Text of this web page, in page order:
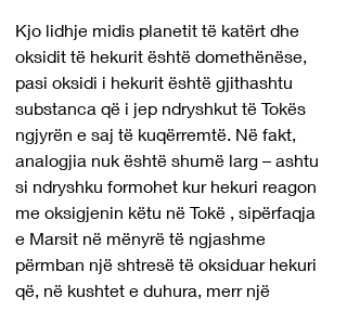
Kjo lidhje midis planetit të katërt dhe
oksidit të hekurit është domethënëse,
pasi oksidi i hekurit është gjithashtu
substanca që i jep ndryshkut të Tokës
ngjyrën e saj të kuqërremtë. Në fakt,
analogjia nuk është shumë larg – ashtu
si ndryshku formohet kur hekuri reagon
me oksigjenin këtu në Tokë , sipërfaqja
e Marsit në mënyrë të ngjashme
përmban një shtresë të oksiduar hekuri
që, në kushtet e duhura, merr një